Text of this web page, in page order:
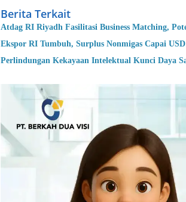
Berita Terkait
Atdag RI Riyadh Fasilitasi Business Matching,
Ekspor RI Tumbuh, Surplus Nonmigas Capai
Perlindungan Kekayaan Intelektual Kunci Daya